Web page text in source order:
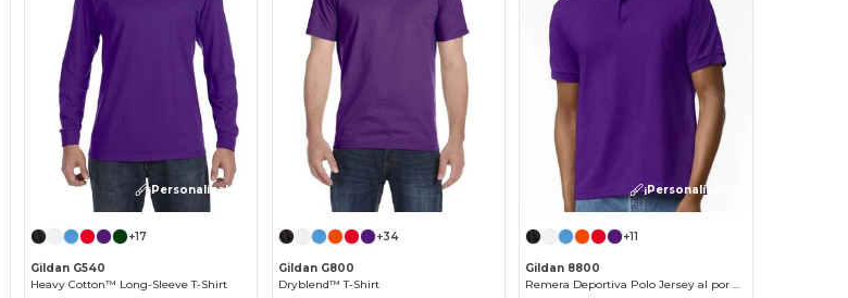
¡Personalízalo!
+17
Gildan G540
Heavy Cotton™ Long-Sleeve T-Shirt
+34
Gildan G800
Dryblend™ T-Shirt
¡Personalízalo!
+11
Gildan 8800
Remera Deportiva Polo Jersey al por mayor